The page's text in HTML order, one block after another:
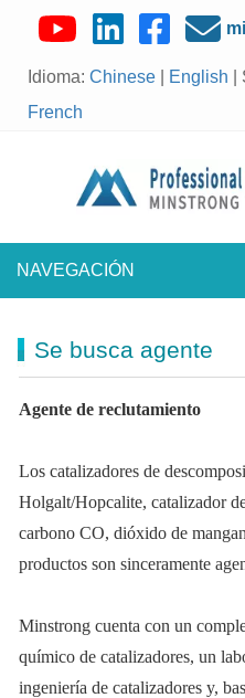
Idioma: Chinese English |
French
NAVEGACIÓN
Se busca agente
Agente de reclutamiento
Los catalizadores de
Holgalt/Hopcalite, catalizador
carbono CO, dióxido de
productos son sinceramente
Minstrong cuenta con un
químico de catalizadores, un
ingeniería de catalizadores y,